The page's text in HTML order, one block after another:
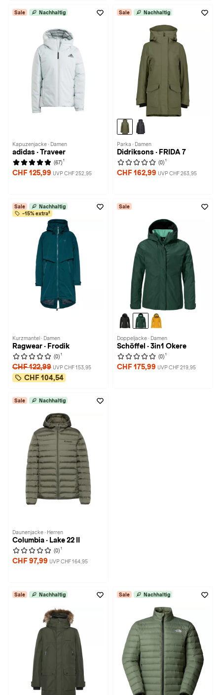
Sale Nachhaltig
Kapuzenjacke · Damen
adidas · Traveer
(67) 1
CHF 125,99 UVP CHF 252,95
Sale Nachhaltig
Parka · Damen
Didriksons · FRIDA 7
(0) 1
CHF 162,99 UVP CHF 263,95
Sale
Nachhaltig
-15% extra²
Kurzmantel · Damen
Ragwear · Frodik
(0) 1
CHF 122,99 UVP CHF 153,95
CHF 104,54
Sale
Doppeljacke · Damen
Schöffel · 3in1 Okere
(0) 1
CHF 175,99 UVP CHF 219,95
Sale Nachhaltig
Daunenjacke · Herren
Columbia · Lake 22 II
(0) 1
CHF 97,99 UVP CHF 164,95
Sale Nachhaltig Sale Nachhaltig